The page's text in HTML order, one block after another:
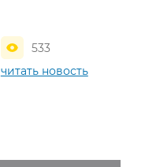
533
читать новость